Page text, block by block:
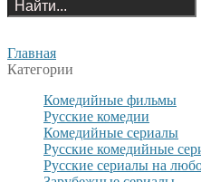
Главная
Категории
Комедийные фильмы
Русские комедии
Комедийные сериалы
Русские комедийные
Русские сериалы на